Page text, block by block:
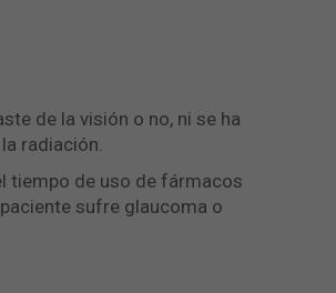
de la visión o no, ni se ha
radiación.
tiempo de uso de fármacos
sufre glaucoma o